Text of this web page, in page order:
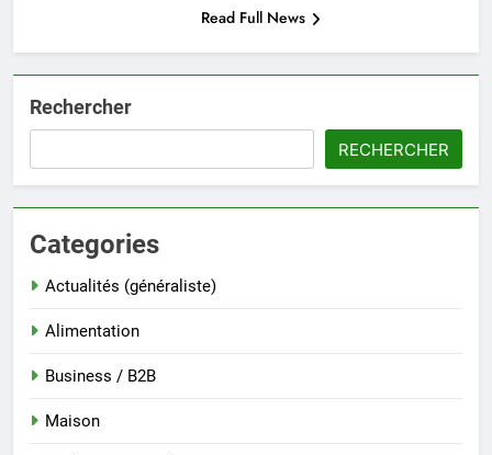
Read Full News
Rechercher
RECHERCHER
Categories
Actualités (généraliste)
Alimentation
Business / B2B
Maison